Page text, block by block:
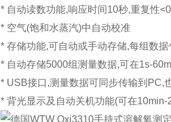
* 自动读数功能,响应时间10秒,重复性
* 空气(饱和水蒸汽)中自动校准
* 存储功能,可自动或手动存储,每组数
* 自动存储5000组测量数据,可在1s-
* USB接口,测量数据可同步传输到PC,
* 背光显示及自动关机功能(可在10min-